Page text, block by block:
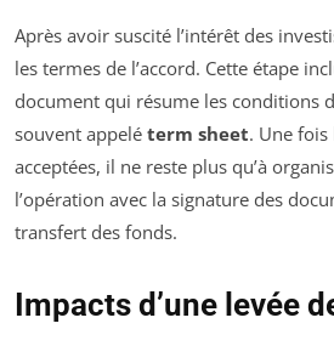
Après avoir suscité l’intérêt des
les termes de l’accord. Cette étape
document qui résume les conditions
souvent appelé term sheet. Une
acceptées, il ne reste plus qu’à
l’opération avec la signature des
transfert des fonds.
Impacts d’une levée